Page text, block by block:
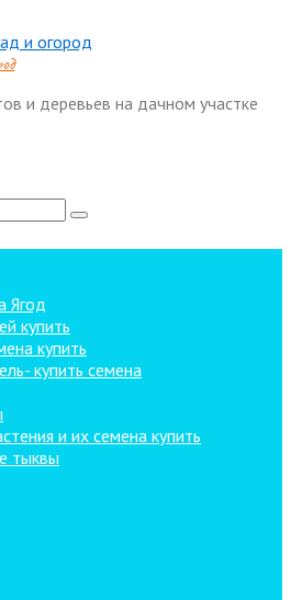
и деревьев на дачном участке
Ягод
купить
купить
купить семена
и их семена купить
тыквы